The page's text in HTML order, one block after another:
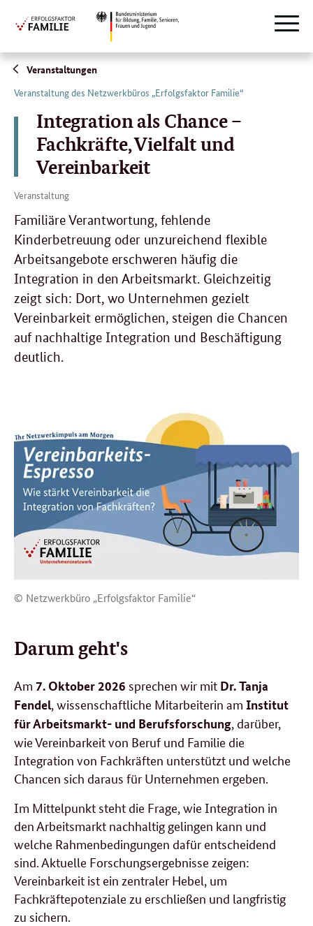
Direktlink:
Suche
Veranstaltungen
Veranstaltung des Netzwerkbüros „Erfolgsfaktor Familie“
Integration als Chance –
Fachkräfte, Vielfalt und
Vereinbarkeit
Veranstaltung
Familiäre Verantwortung, fehlende
Kinderbetreuung oder unzureichend flexible
Arbeitsangebote erschweren häufig die
Integration in den Arbeitsmarkt. Gleichzeitig
zeigt sich: Dort, wo Unternehmen gezielt
Vereinbarkeit ermöglichen, steigen die Chancen
auf nachhaltige Integration und Beschäftigung
deutlich.
© Netzwerkbüro „Erfolgsfaktor Familie“
Darum geht's
Am 7. Oktober 2026 sprechen wir mit Dr. Tanja
Fendel, wissenschaftliche Mitarbeiterin am Institut
für Arbeitsmarkt- und Berufsforschung, darüber,
wie Vereinbarkeit von Beruf und Familie die
Integration von Fachkräften unterstützt und welche
Chancen sich daraus für Unternehmen ergeben.
Im Mittelpunkt steht die Frage, wie Integration in
den Arbeitsmarkt nachhaltig gelingen kann und
welche Rahmenbedingungen dafür entscheidend
sind. Aktuelle Forschungsergebnisse zeigen:
Vereinbarkeit ist ein zentraler Hebel, um
Fachkräftepotenziale zu erschließen und langfristig
zu sichern.